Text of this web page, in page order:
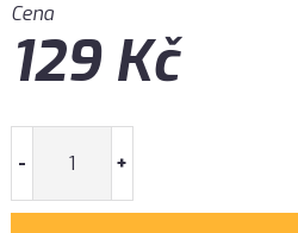
Cena
129Kč
- +